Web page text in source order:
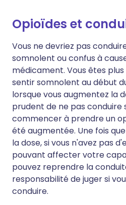
Opioïdes et
Vous ne devriez pas
somnolent ou confus à
médicament. Vous êtes
sentir somnolent au début
lorsque vous augmentez la
prudent de ne pas conduire
commencer à prendre un
été augmentée. Une fois
la dose, si vous n'avez pas
pouvant affecter votre
pouvez reprendre la
responsabilité de juger si
conduire.